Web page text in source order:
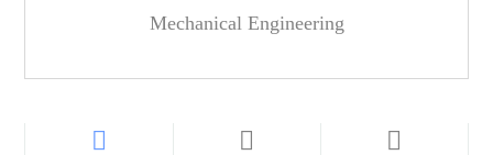
Mechanical Engineering